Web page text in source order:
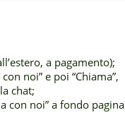
a pagamento);
noi” e poi “Chiama”,
chat;
con noi” a fondo pagina